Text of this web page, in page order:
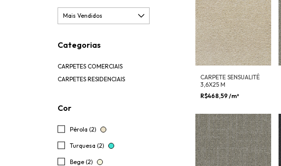
Categorias
CARPETES COMERCIAIS
CARPETES RESIDENCIAIS
Cor
Pérola (2)
Turquesa (2)
Bege (2)
CARPETE SENSUALITÉ
3,6X25 M
R$468,59 /m²